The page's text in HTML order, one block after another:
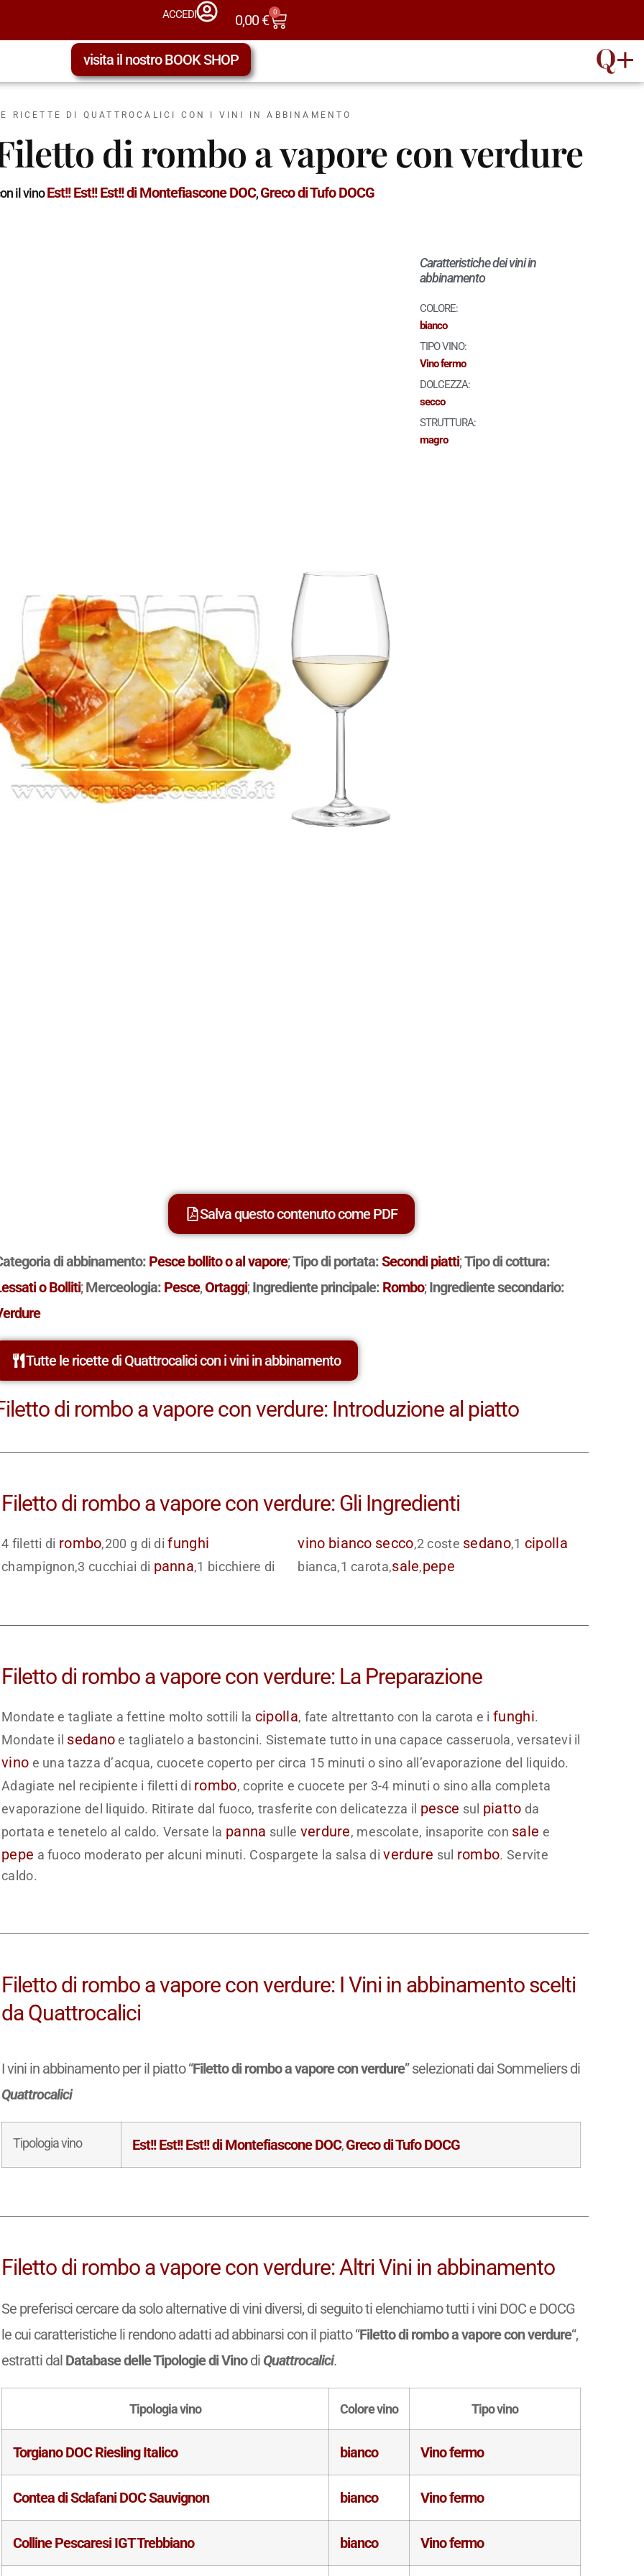
ACCEDI 0,00€ 0
visita il nostro BOOK SHOP
RICETTE DI QUATTROCALICI CON I VINI IN ABBINAMENTO
di rombo a vapore con verdure
il vinoEst!! Est!! Est!! di Montefiascone DOC,Greco di Tufo DOCG
Caratteristiche dei vini in
abbinamento
COLORE:
bianco
TIPO VINO:
Vino fermo
DOLCEZZA:
secco
STRUTTURA:
magro
Salva questo contenuto come PDF
di abbinamento: Pesce bollito o al vapore;Tipo di portata:Secondi piatti;Tipo di cottura:
o Bolliti;Merceologia: Pesce,Ortaggi;Ingrediente principale: Rombo;Ingrediente secondario:
Tutte le ricette di Quattrocalici con i vini in abbinamento
di rombo a vapore con verdure: Introduzione al piatto
Filetto di rombo a vapore con verdure: Gli Ingredienti
4 filetti di rombo,200 g di difunghi
champignon,3 cucchiai di panna,1 bicchiere di
vino bianco secco,2 coste sedano,1 cipolla
bianca,1 carota,sale,pepe
Filetto di rombo a vapore con verdure: La Preparazione
Mondate e tagliate a fettine molto sottili la cipolla, fate altrettanto con la carota e ifunghi.
Mondate il sedanoe tagliatelo a bastoncini. Sistemate tutto in una capace casseruola, versatevi il
vino e una tazza d’acqua, cuocete coperto per circa 15 minuti o sino all’evaporazione del liquido.
Adagiate nel recipiente i filetti di rombo, coprite e cuocete per 3-4 minuti o sino alla completa
evaporazione del liquido. Ritirate dal fuoco, trasferite con delicatezza il pesce sul piatto da
portata e tenetelo al caldo. Versate la panna sulle verdure, mescolate, insaporite con sale e
pepe a fuoco moderato per alcuni minuti. Cospargete la salsa diverdure sul rombo. Servite
caldo.
Filetto di rombo a vapore con verdure: I Vini in abbinamento scelti
da Quattrocalici
I vini in abbinamento per il piatto “Filetto di rombo a vapore con verdure” selezionati dai Sommeliers di
Quattrocalici
Tipologia vino Est!! Est!! Est!! di Montefiascone DOC,Greco di Tufo DOCG
Filetto di rombo a vapore con verdure: Altri Vini in abbinamento
Se preferisci cercare da solo alternative di vini diversi, di seguito ti elenchiamo tutti i vini DOC e DOCG
le cui caratteristiche li rendono adatti ad abbinarsi con il piatto “Filetto di rombo a vapore con verdure“,
estratti dal Database delle Tipologie di Vinodi Quattrocalici.
Tipologia vino Colore vino Tipo vino
Torgiano DOC Riesling Italico bianco Vino fermo
Contea di Sclafani DOC Sauvignon bianco Vino fermo
Colline Pescaresi IGT Trebbiano bianco Vino fermo